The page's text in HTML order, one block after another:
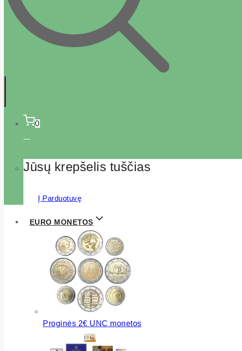
0
Jūsų krepšelis tuščias
Į Parduotuvę
EURO MONETOS
Proginės 2€ UNC monetos